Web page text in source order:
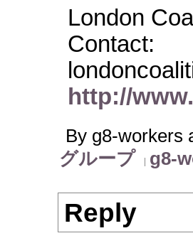
London
Contact:
http://
By g8-workers
グループ
g8-
Reply